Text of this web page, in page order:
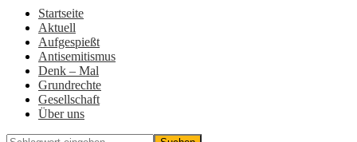
Startseite
Aktuell
Aufgespießt
Antisemitismus
Denk – Mal
Grundrechte
Gesellschaft
Über uns